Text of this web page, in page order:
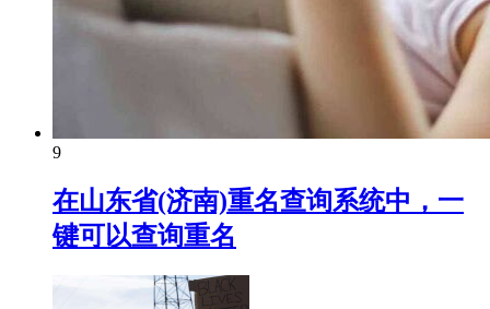
9
在山东省(济南)重名查询系统中，一
键可以查询重名